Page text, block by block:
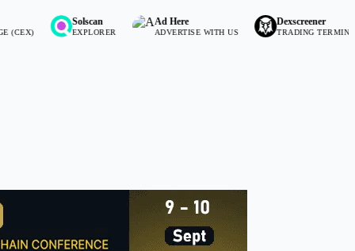
Solscan
EXPLORER
Ad Here
ADVERTISE WITH US
Dexscreener
TRADING TERMINAL